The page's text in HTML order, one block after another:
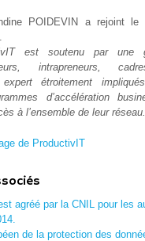
POIDEVIN a rejoint le
est soutenu par une
intrapreneurs,
étroitement
d’accélération
à l’ensemble de leur
de ProductivIT
agréé par la CNIL pour les
de la protection des